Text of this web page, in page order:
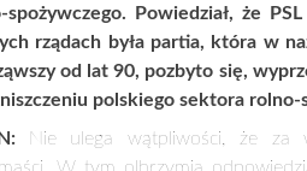
Powiedział, że
rządach była partia, która w
od lat 90, pozbyto się,
polskiego sektora rolno-
Nie ulega wątpliwości, że za